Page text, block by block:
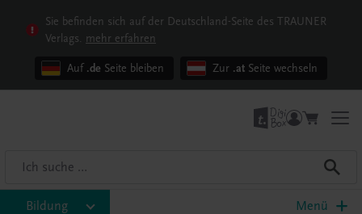
Sie befinden sich auf der Deutschland-Seite des TRAUNER
Verlags. mehr erfahren
Auf .de Seite bleiben Zur .at Seite wechseln
Bildung Menü